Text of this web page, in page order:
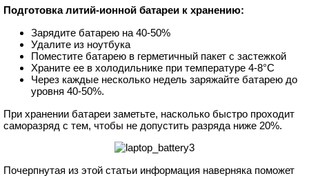
Подготовка литий-ионной батареи к хранению:
Зарядите батарею на 40-50%
Удалите из ноутбука
Поместите батарею в герметичный пакет с застежкой
Храните ее в холодильнике при температуре 4-8°C
Через каждые несколько недель заряжайте батарею до
уровня 40-50%.
При хранении батареи заметьте, насколько быстро проходит
саморазряд с тем, чтобы не допустить разряда ниже 20%.
Почерпнутая из этой статьи информация наверняка поможет